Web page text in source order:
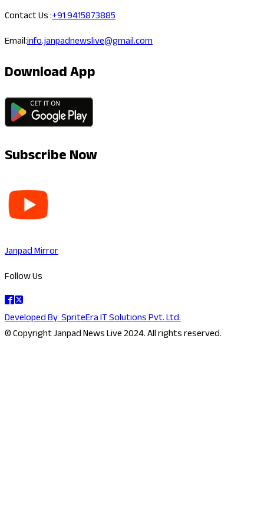
Contact Us :+91 9415873885
Email:info.janpadnewslive@gmail.com
Download App
Subscribe Now
Janpad Mirror
Follow Us
Developed BySpriteEra IT Solutions Pvt. Ltd.
© Copyright Janpad News Live 2024. All rights reserved.